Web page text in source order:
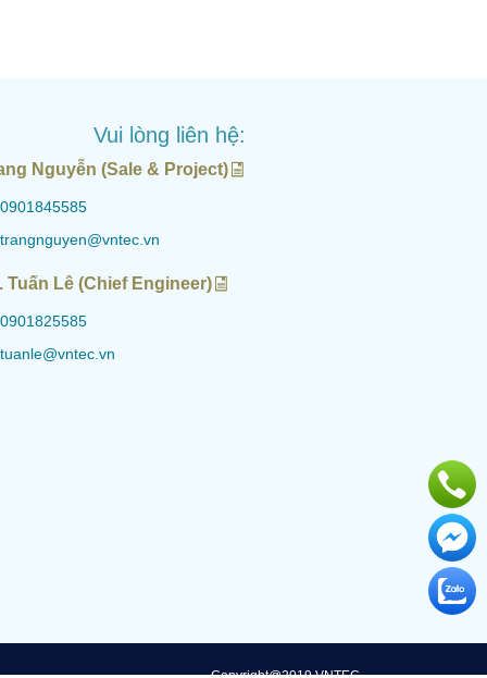
Vui lòng liên hệ:
Nguyễn (Sale & Project)
0901845585
trangnguyen@vntec.vn
Tuấn Lê (Chief Engineer)
0901825585
tuanle@vntec.vn